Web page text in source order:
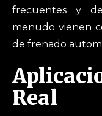
frecuentes y
menudo vienen
de frenado
Real